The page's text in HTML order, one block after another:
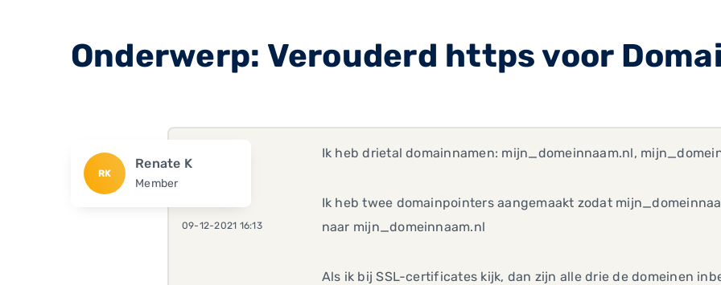
Onderwerp: Verouderd https voor
RK
Renate K
Member
09-12-2021 16:13
Ik heb drietal domainnamen: mijn_domeinnaam.nl,
Ik heb twee domainpointers aangemaakt zodat
naar mijn_domeinnaam.nl
Als ik bij SSL-certificates kijk, dan zijn alle drie de domeinen